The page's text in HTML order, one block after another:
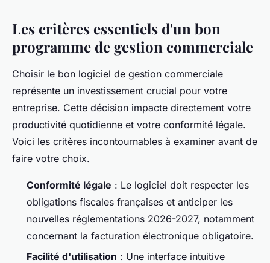
Les critères essentiels d'un bon
programme de gestion commerciale
Choisir le bon logiciel de gestion commerciale
représente un investissement crucial pour votre
entreprise. Cette décision impacte directement votre
productivité quotidienne et votre conformité légale.
Voici les critères incontournables à examiner avant de
faire votre choix.
Conformité légale : Le logiciel doit respecter les
obligations fiscales françaises et anticiper les
nouvelles réglementations 2026-2027, notamment
concernant la facturation électronique obligatoire.
Facilité d'utilisation : Une interface intuitive